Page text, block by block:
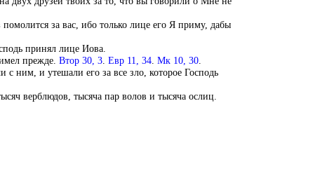
за вас, ибо только лице его Я приму, дабы
принял лице Иова.
прежде. Втор 30, 3. Евр 11, 34. Мк 10, 30.
ним, и утешали его за все зло, которое Господь
верблюдов, тысяча пар волов и тысяча ослиц.